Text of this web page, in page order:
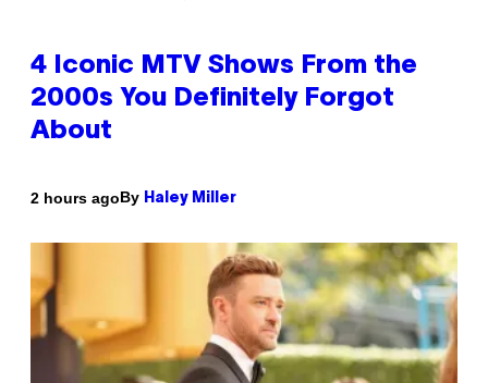
4 Iconic MTV Shows From the
2000s You Definitely Forgot
About
2 hours agoBy Haley Miller